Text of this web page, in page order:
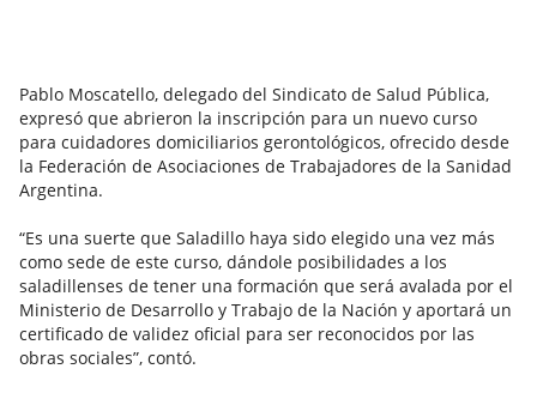
Pablo Moscatello, delegado del Sindicato de Salud Pública,
expresó que abrieron la inscripción para un nuevo curso
para cuidadores domiciliarios gerontológicos, ofrecido desde
la Federación de Asociaciones de Trabajadores de la Sanidad
Argentina.
“Es una suerte que Saladillo haya sido elegido una vez más
como sede de este curso, dándole posibilidades a los
saladillenses de tener una formación que será avalada por el
Ministerio de Desarrollo y Trabajo de la Nación y aportará un
certificado de validez oficial para ser reconocidos por las
obras sociales”, contó.